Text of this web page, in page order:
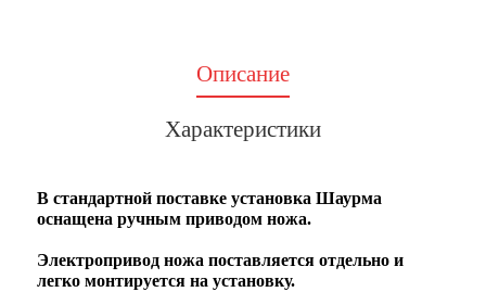
Описание
Характеристики
В стандартной поставке установка Шаурма
оснащена ручным приводом ножа.
Электропривод ножа поставляется отдельно и
легко монтируется на установку.